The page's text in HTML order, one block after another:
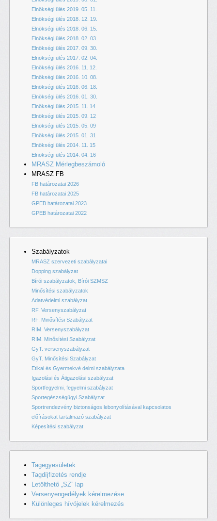
Elnökségi ülés 2019. 05. 11.
Elnökségi ülés 2018. 12. 19.
Elnökségi ülés 2018. 06. 15.
Elnökségi ülés 2018. 02. 03.
Elnökségi ülés 2017. 09. 30.
Elnökségi ülés 2017. 02. 04.
Elnökségi ülés 2016. 11. 12.
Elnökségi ülés 2016. 10. 08.
Elnökségi ülés 2016. 06. 18.
Elnökségi ülés 2016. 01. 30.
Elnökségi ülés 2015. 11. 14
Elnökségi ülés 2015. 09. 12
Elnökségi ülés 2015. 05. 09
Elnökségi ülés 2015. 01. 31
Elnökségi ülés 2014. 11. 15
Elnökségi ülés 2014. 04. 16
MRASZ Mérlegbeszámoló
MRASZ FB
FB határozatai 2026
FB határozatai 2025
GPEB határozatai 2023
GPEB határozatai 2022
Szabályzatok
MRASZ szervezeti szabályzatai
Dopping szabályzat
Bírói szabályzatok, Bírói SZMSZ
Minősítési szabályzatok
Adatvédelmi szabályzat
RF. Versenyszabályzat
RF. Minősítési Szabályzat
RIM. Versenyszabályzat
RIM. Minősítési Szabályzat
GyT. versenyszabályzat
GyT. Minősítési Szabályzat
Etikai és Gyermekvé delmi szabályzata
Igazolási és Átigazolási szabályzat
Sportfegyelmi, fegyelmi szabályzat
Sportegészségügyi Szabályzat
Sportrendezvény biztonságos lebonyolításával kapcsolatos
előírásokat tartalmazó szabályzat
Képesítési szabályzat
Tagegyesületek
Tagdíjfizetés rendje
Letölthető „SZ” lap
Versenyengedélyek kérelmezése
Különleges hívójelek kérelmezés